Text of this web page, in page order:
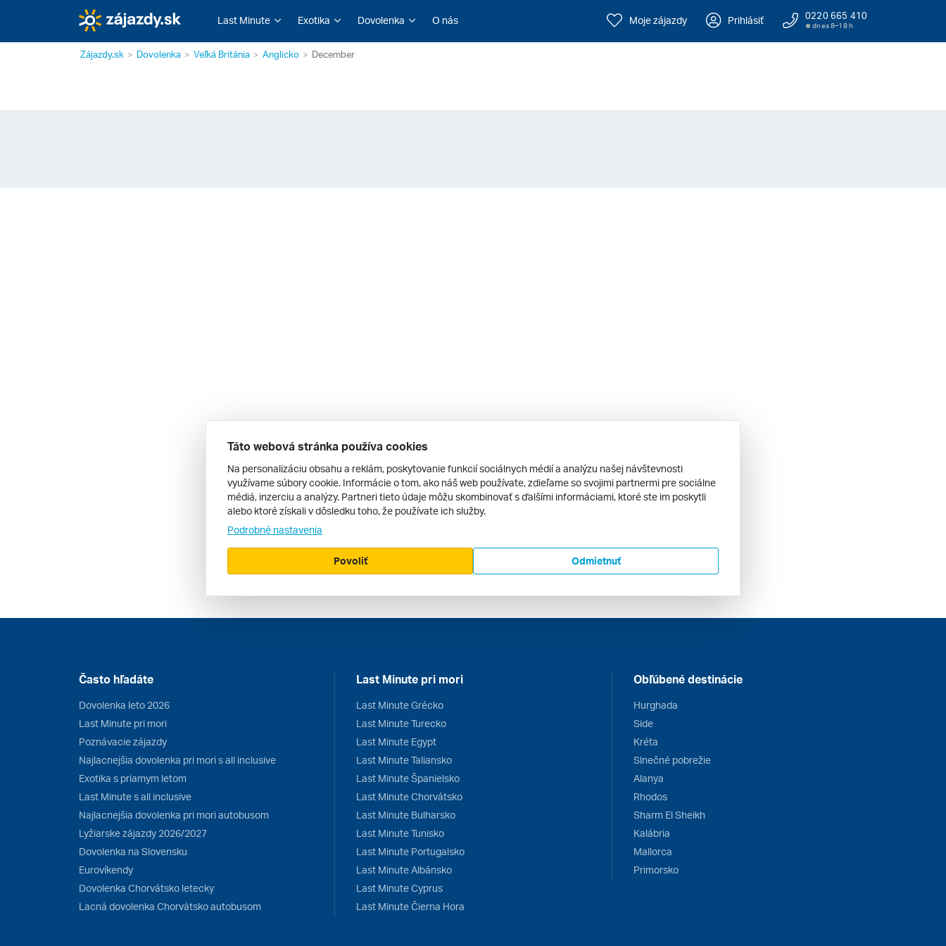
Last Minute Exotika Dovolenka O nás Moje zájazdy Prihlásiť 0220 665 410
dnes 8–18 h
Zájazdy.sk Dovolenka Veľká Británia Anglicko December
Často hľadáte
Dovolenka leto 2026
Last Minute pri mori
Poznávacie zájazdy
Najlacnejšia dovolenka pri mori s all inclusive
Exotika s priamym letom
Last Minute s all inclusive
Najlacnejšia dovolenka pri mori autobusom
Lyžiarske zájazdy 2026/2027
Dovolenka na Slovensku
Eurovíkendy
Dovolenka Chorvátsko letecky
Lacná dovolenka Chorvátsko autobusom
Last Minute pri mori
Last Minute Grécko
Last Minute Turecko
Last Minute Egypt
Last Minute Taliansko
Last Minute Španielsko
Last Minute Chorvátsko
Last Minute Bulharsko
Last Minute Tunisko
Last Minute Portugalsko
Last Minute Albánsko
Last Minute Cyprus
Last Minute Čierna Hora
Obľúbené destinácie
Hurghada
Side
Kréta
Slnečné pobrežie
Alanya
Rhodos
Sharm El Sheikh
Kalábria
Mallorca
Primorsko
Táto webová stránka používa cookies
Na personalizáciu obsahu a reklám, poskytovanie funkcií sociálnych médií a analýzu našej návštevnosti
využívame súbory cookie. Informácie o tom, ako náš web používate, zdieľame so svojimi partnermi pre sociálne
médiá, inzerciu a analýzy. Partneri tieto údaje môžu skombinovať s ďalšími informáciami, ktoré ste im poskytli
alebo ktoré získali v dôsledku toho, že používate ich služby.
Podrobné nastavenia
Odmietnuť
Povoliť